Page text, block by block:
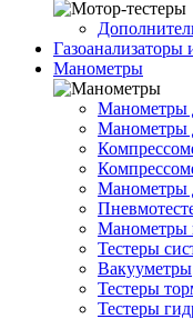
Манометры
Манометры
Манометры
Манометры
Манометры
Тестеры
Вакууметры
Тестеры
Тестеры